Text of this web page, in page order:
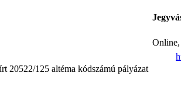
Online,
20522/125 altéma kódszámú pályázat